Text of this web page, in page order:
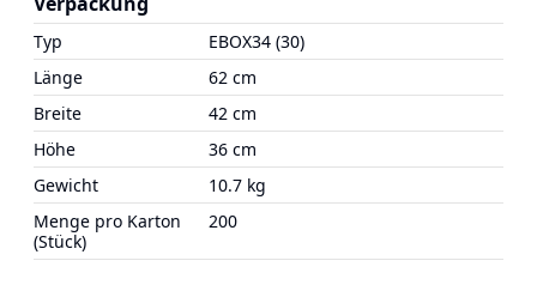
Typ
EBOX34 (30)
Länge
62 cm
Breite
42 cm
Höhe
36 cm
Gewicht
10.7 kg
Menge pro Karton
(Stück)
200